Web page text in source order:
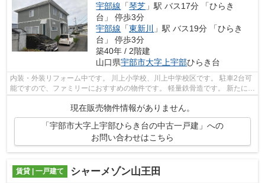
宇部線 「琴芝 」駅 バス17分 「ひらき
台」 停歩3分
宇部線 「東新川
」駅 バス19分 「ひらき
台」 停歩3分
築40年 / 2階建
山口県宇部市大字上宇部ひらき台
内装・外装リフォーム中です。 川上小学校、川上中学校区です。 駐車2台可
能ですので、ファミリーにおすすめの物件です。 軽量鉄骨造です。 新たに生
まれ変わった中古住宅で新生活を始...
現在販売物件情報がありません。
「宇部市大字上宇部ひらき台の中古一戸建」への
お問い合わせはこちら
賃貸 | 一戸建て シャーメゾン山王田